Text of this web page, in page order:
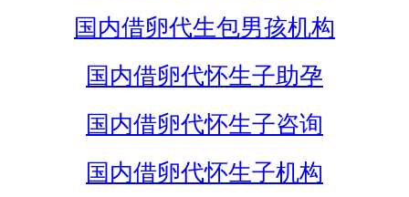
国内借卵代生包男孩机构
国内借卵代怀生子助孕
国内借卵代怀生子咨询
国内借卵代怀生子机构